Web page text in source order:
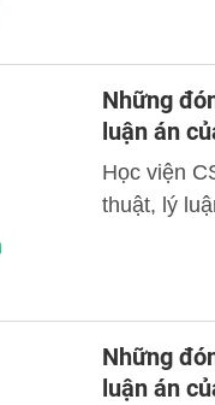
Những
luận án
Học viện
thuật, lý
Những
luận án